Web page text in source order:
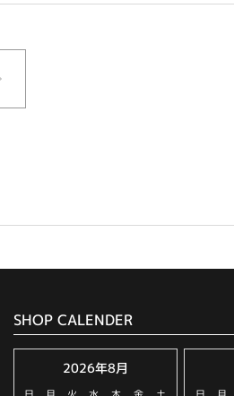
SHOP CALENDER
2026年8月